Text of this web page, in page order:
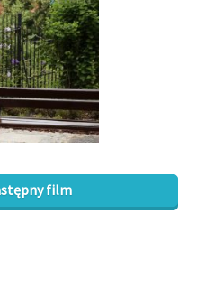
NAS
film